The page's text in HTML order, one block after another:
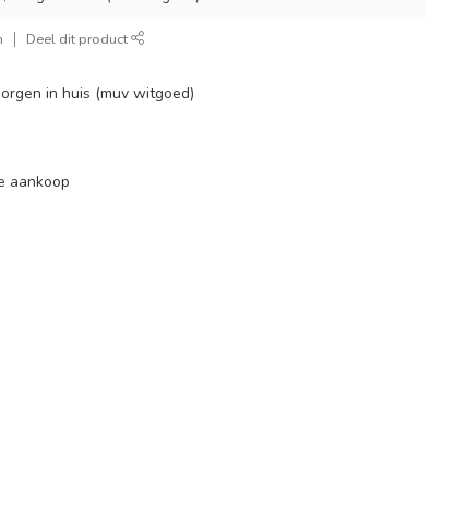
Deel dit product
in huis (muv witgoed)
aankoop